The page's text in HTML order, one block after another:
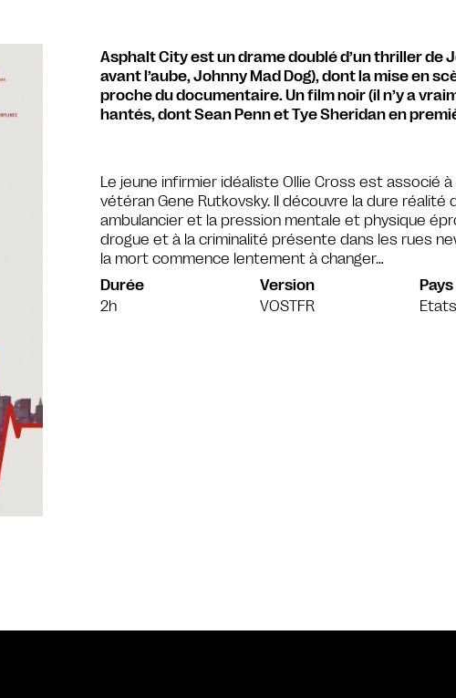
Asphalt City est un drame doublé d’un thriller de
avant l’aube, Johnny Mad Dog), dont la mise en
proche du documentaire. Un film noir (il n’y a
hantés, dont Sean Penn et Tye Sheridan en
Le jeune infirmier idéaliste Ollie Cross est associé
vétéran Gene Rutkovsky. Il découvre la dure
ambulancier et la pression mentale et physique
drogue et à la criminalité présente dans les rues
la mort commence lentement à changer…
Durée
2h
Version
VOSTFR
Pays